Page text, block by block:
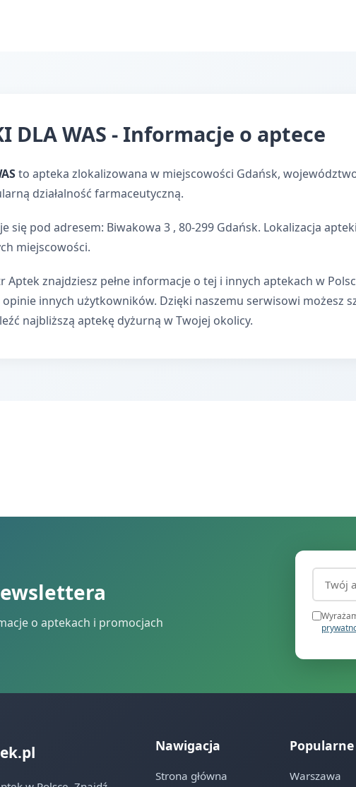
DLA WAS - Informacje o aptece
to apteka zlokalizowana w miejscowości Gdańsk,
działalność farmaceutyczną.
się pod adresem: Biwakowa 3 , 80-299 Gdańsk. Lokalizacja
miejscowości.
Aptek znajdziesz pełne informacje o tej i innych aptekach w
innych użytkowników. Dzięki naszemu serwisowi możesz
najbliższą aptekę dyżurną w Twojej okolicy.
o aptekach i promocjach
Adres
Nawigacja
Strona główna Warszawa